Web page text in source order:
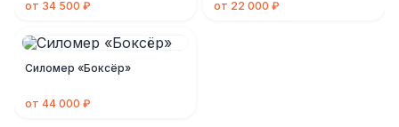
от 34 500 ₽
от 22 000 ₽
Силомер «Боксёр»
от 44 000 ₽